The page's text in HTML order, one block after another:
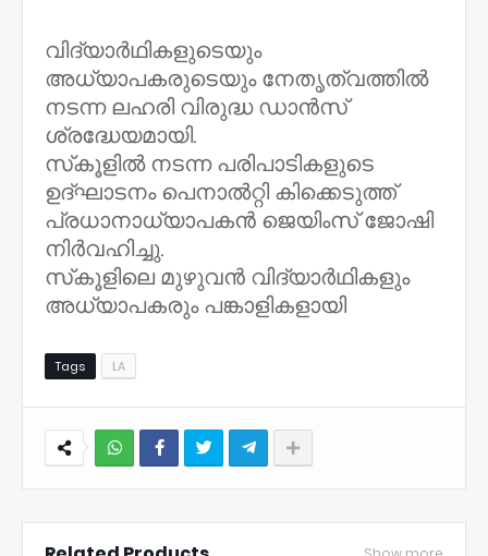
വിദ്യാർഥികളുടെയും
അധ്യാപകരുടെയും നേതൃത്വത്തിൽ
നടന്ന ലഹരി വിരുദ്ധ ഡാൻസ്
ശ്രദ്ധേയമായി.
സ്‌കൂളിൽ നടന്ന പരിപാടികളുടെ
ഉദ്ഘാടനം പെനാൽറ്റി കിക്കെടുത്ത്
പ്രധാനാധ്യാപകൻ ജെയിംസ് ജോഷി
നിർവഹിച്ചു.
സ്‌കൂളിലെ മുഴുവൻ വിദ്യാർഥികളും
അധ്യാപകരും പങ്കാളികളായി
Tags LA